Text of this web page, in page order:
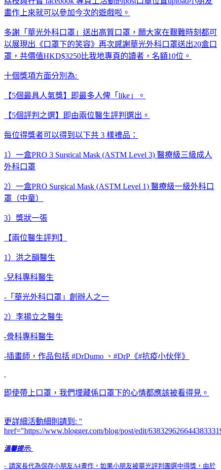
畫作上來就可以參加今次的遊戲啦。
多謝「華光外科口罩」送出高質口罩，願大家在艱難時刻都可
以展現出《口罩下的笑容》再次感謝華光外科口罩送出20盒口
罩，共價值HKD$3250比我地專頁的讀者，名額10位。
十個獎項方面分別為:
【5個最具人氣獎】即最多人俾「like」。
【5個評判之選】即由兩位醫生評判選出。
每位得獎者可以得到以下共 3 樣禮品：
1）一盒PRO 3 Surgical Mask (ASTM Level 3) 醫療級三級成人
外科口罩
2）一盒PRO Surgical Mask (ASTM Level 1) 醫療級一級外科口
罩（中童）
3）獎狀一張
【兩位醫生評判】
1） 洪之韻醫生
-兒科專科醫生
-「華光外科口罩」創辦人之一
2） 李揚立之醫生
-骨科專科醫生
-插畫師，作品包括 #DrDumo 、#DrP《#抗疫小伙伴》
即使帶上口罩，我們埋藏係口罩下的心情都應該被看得見。
更詳細活動細則請到: "
href="https://www.blogger.com/blog/post/edit/
溫馨提示:
- 請家長代為保存小朋友A4畫作，如果小朋友被華光評判團選中得獎，由於